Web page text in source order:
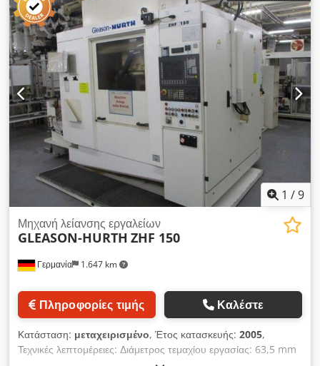
1 /9
Γερμανία 1.647 km
Μηχανή λείανσης εργαλείων
GLEASON-HURTH ZHF 150
Πληροφορίες τιμής Καλέστε
Κατάσταση: μεταχειρισμένο, Έτος κατασκευής: 2005,
Τεχνικές λεπτομέρειες: Διάμετρος τεμαχίου εργασίας: 63,5 mm